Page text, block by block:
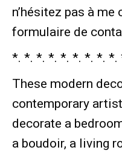
n’hésitez pas à
formulaire de
*. *. *. *. *. *. *. *. *.
These modern
contemporary
decorate a
a boudoir, a living